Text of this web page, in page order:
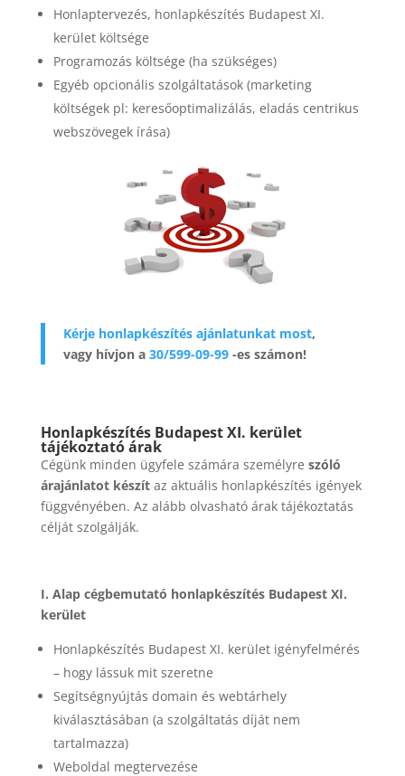
Honlaptervezés, honlapkészítés Budapest XI.
kerület költsége
Programozás költsége (ha szükséges)
Egyéb opcionális szolgáltatások (marketing
költségek pl: keresőoptimalizálás, eladás centrikus
webszövegek írása)
Kérje honlapkészítés ajánlatunkat most,
vagy hívjon a 30/599-09-99-es számon!
Honlapkészítés Budapest XI. kerület
tájékoztató árak
Cégünk minden ügyfele számára személyre szóló
árajánlatot készítaz aktuális honlapkészítés igények
függvényében. Az alább olvasható árak tájékoztatás
célját szolgálják.
I. Alap cégbemutató honlapkészítés Budapest XI.
kerület
Honlapkészítés Budapest XI. kerület igényfelmérés
– hogy lássuk mit szeretne
Segítségnyújtás domain és webtárhely
kiválasztásában (a szolgáltatás díját nem
tartalmazza)
Weboldal megtervezése